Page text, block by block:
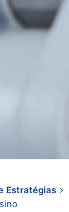
Estratégias